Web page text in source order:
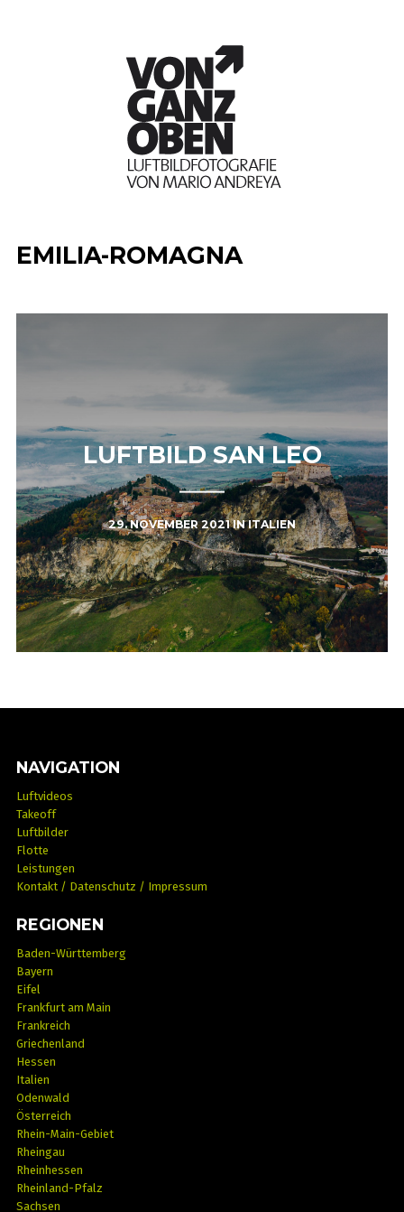
EMILIA-ROMAGNA
LUFTBILD SAN LEO
29. NOVEMBER 2021INITALIEN
NAVIGATION
Luftvideos
Takeoff
Luftbilder
Flotte
Leistungen
Kontakt / Datenschutz / Impressum
REGIONEN
Baden-Württemberg
Bayern
Eifel
Frankfurt am Main
Frankreich
Griechenland
Hessen
Italien
Odenwald
Österreich
Rhein-Main-Gebiet
Rheingau
Rheinhessen
Rheinland-Pfalz
Sachsen